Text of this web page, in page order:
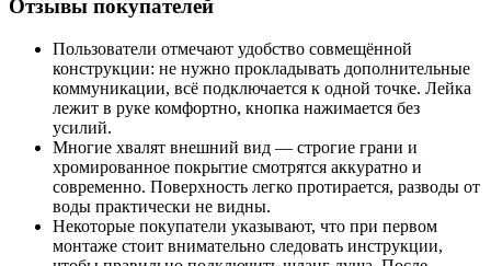
Отзывы покупателей
Пользователи отмечают удобство совмещённой
конструкции: не нужно прокладывать дополнительные
коммуникации, всё подключается к одной точке. Лейка
лежит в руке комфортно, кнопка нажимается без
усилий.
Многие хвалят внешний вид — строгие грани и
хромированное покрытие смотрятся аккуратно и
современно. Поверхность легко протирается, разводы от
воды практически не видны.
Некоторые покупатели указывают, что при первом
монтаже стоит внимательно следовать инструкции,